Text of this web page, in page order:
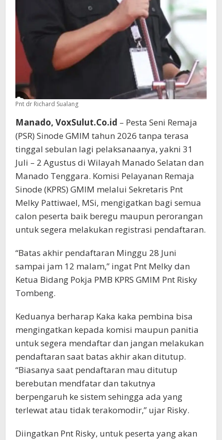
Pnt dr Richard Sualang
Manado, VoxSulut.Co.id – Pesta Seni Remaja
(PSR) Sinode GMIM tahun 2026 tanpa terasa
tinggal sebulan lagi pelaksanaanya, yakni 31
Juli – 2 Agustus di Wilayah Manado Selatan dan
Manado Tenggara. Komisi Pelayanan Remaja
Sinode (KPRS) GMIM melalui Sekretaris Pnt
Melky Pattiwael, MSi, mengigatkan bagi semua
calon peserta baik beregu maupun perorangan
untuk segera melakukan registrasi pendaftaran.
“Batas akhir pendaftaran Minggu 28 Juni
sampai jam 12 malam,” ingat Pnt Melky dan
Ketua Bidang Pokja PMB KPRS GMIM Pnt Risky
Tombeng.
Keduanya berharap Kaka kaka pembina bisa
mengingatkan kepada komisi maupun panitia
untuk segera mendaftar dan jangan melakukan
pendaftaran saat batas akhir akan ditutup.
“Biasanya saat pendaftaran mau ditutup
berebutan mendfatar dan takutnya
berpengaruh ke sistem sehingga ada yang
terlewat atau tidak terakomodir,” ujar Risky.
Diingatkan Pnt Risky, untuk peserta yang akan